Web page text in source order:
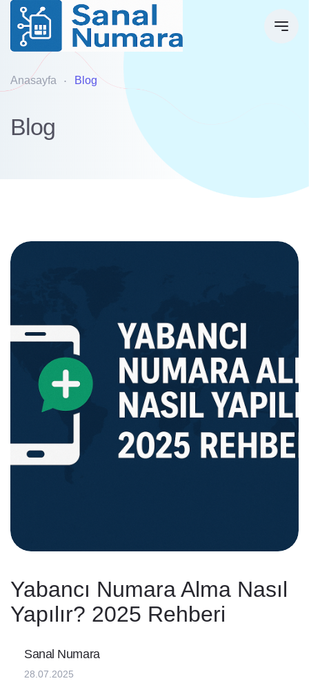
Anasayfa Blog
Blog
Yabancı Numara Alma Nasıl
Yapılır? 2025 Rehberi
Sanal Numara
28.07.2025